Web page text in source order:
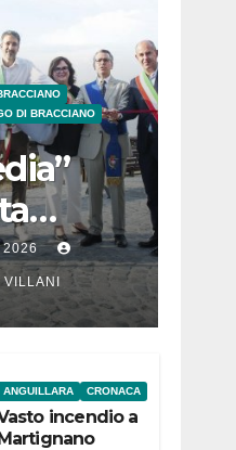
DI BRACCIANO
sul
ieri
2026
ANGUILLARA CRONACA
incendio a